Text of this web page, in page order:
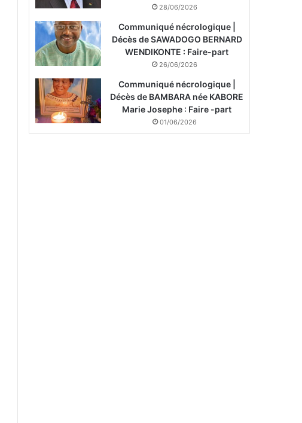
28/06/2026
Communiqué nécrologique |
Décès de SAWADOGO BERNARD
WENDIKONTE : Faire-part
26/06/2026
Communiqué nécrologique |
Décès de BAMBARA née KABORE
Marie Josephe : Faire -part
01/06/2026